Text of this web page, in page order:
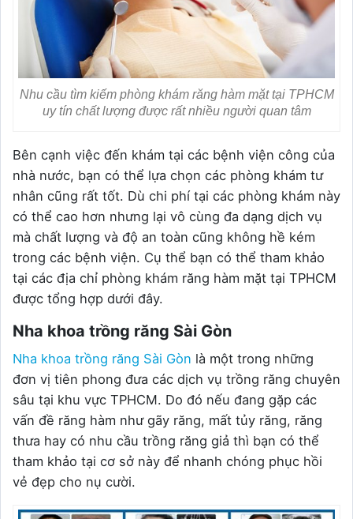
Nhu cầu tìm kiếm phòng khám răng hàm mặt tại TPHCM
uy tín chất lượng được rất nhiều người quan tâm
Bên cạnh việc đến khám tại các bệnh viện công của
nhà nước, bạn có thể lựa chọn các phòng khám tư
nhân cũng rất tốt. Dù chi phí tại các phòng khám này
có thể cao hơn nhưng lại vô cùng đa dạng dịch vụ
mà chất lượng và độ an toàn cũng không hề kém
trong các bệnh viện. Cụ thể bạn có thể tham khảo
tại các địa chỉ phòng khám răng hàm mặt tại TPHCM
được tổng hợp dưới đây.
Nha khoa trồng răng Sài Gòn
Nha khoa trồng răng Sài Gòn là một trong những
đơn vị tiên phong đưa các dịch vụ trồng răng chuyên
sâu tại khu vực TPHCM. Do đó nếu đang gặp các
vấn đề răng hàm như gãy răng, mất tủy răng, răng
thưa hay có nhu cầu trồng răng giả thì bạn có thể
tham khảo tại cơ sở này để nhanh chóng phục hồi
vẻ đẹp cho nụ cười.